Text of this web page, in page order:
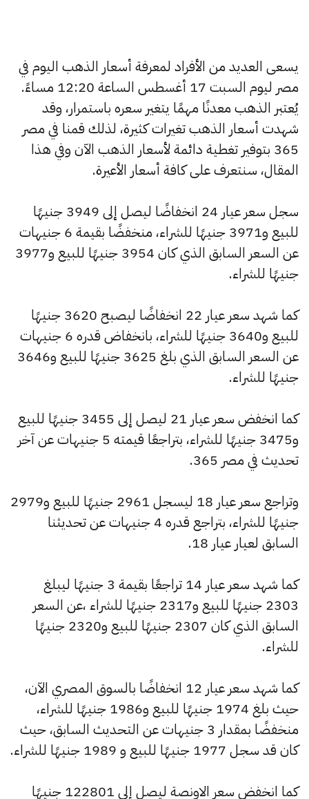
يسعى العديد من الأفراد لمعرفة أسعار الذهب اليوم في
مصر ليوم السبت 17 أغسطس الساعة 12:20 مساءً.
يُعتبر الذهب معدنًا مهمًا يتغير سعره باستمرار، وقد
شهدت أسعار الذهب تغيرات كثيرة، لذلك قمنا في مصر
365 بتوفير تغطية دائمة لأسعار الذهب الآن وفي هذا
المقال، سنتعرف على كافة أسعار الأعيرة.
سجل سعر عيار 24 انخفاضًا ليصل إلى 3949 جنيهًا
للبيع و3971 جنيهًا للشراء، منخفضًا بقيمة 6 جنيهات
عن السعر السابق الذي كان 3954 جنيهًا للبيع و3977
جنيهًا للشراء.
كما شهد سعر عيار 22 انخفاضًا ليصبح 3620 جنيهًا
للبيع و3640 جنيهًا للشراء، بانخفاض قدره 6 جنيهات
عن السعر السابق الذي بلغ 3625 جنيهًا للبيع و3646
جنيهًا للشراء.
كما انخفض سعر عيار 21 ليصل إلى 3455 جنيهًا للبيع
و3475 جنيهًا للشراء، بتراجعًا قيمته 5 جنيهات عن آخر
تحديث في مصر 365.
وتراجع سعر عيار 18 ليسجل 2961 جنيهًا للبيع و2979
جنيهًا للشراء، بتراجع قدره 4 جنيهات عن تحديثنا
السابق لعيار عيار 18.
كما شهد سعر عيار 14 تراجعًا بقيمة 3 جنيهًا ليبلغ
2303 جنيهًا للبيع و2317 جنيهًا للشراء ،عن السعر
السابق الذي كان 2307 جنيهًا للبيع و2320 جنيهًا
للشراء.
كما شهد سعر عيار 12 انخفاضًا بالسوق المصري الآن،
حيث بلغ 1974 جنيهًا للبيع و1986 جنيهًا للشراء،
منخفضًا بمقدار 3 جنيهات عن التحديث السابق، حيث
كان قد سجل 1977 جنيهًا للبيع و 1989 جنيهًا للشراء.
كما انخفض سعر الاونصة ليصل إلى 122801 جنيهًا